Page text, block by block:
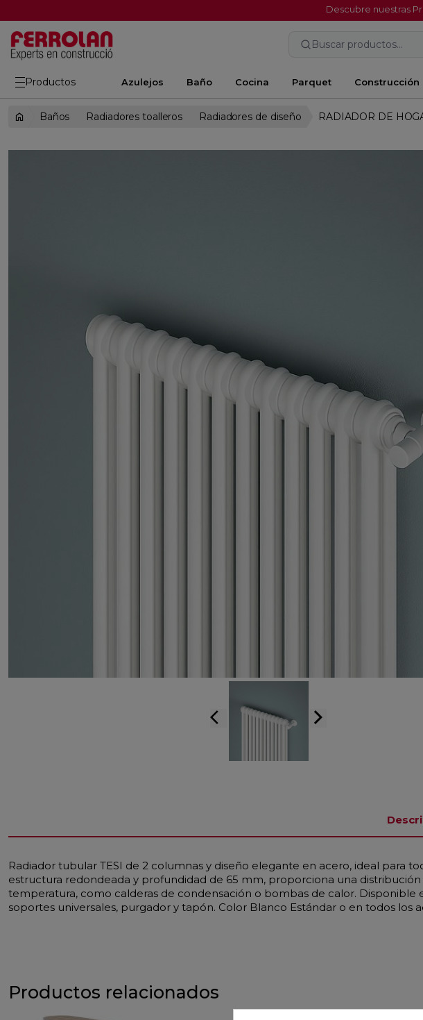
Descubre nuestras
Buscar productos...
Productos Azulejos Baño Cocina Parquet Construcción
Baños Radiadores toalleros Radiadores de diseño RADIADOR DE
arrow_back_ios arrow_forward_ios
Radiador tubular TESI de 2 columnas y diseño elegante en acero, ideal para
estructura redondeada y profundidad de 65 mm, proporciona una
temperatura, como calderas de condensación o bombas de calor. Disponible
soportes universales, purgador y tapón. Color Blanco Estándar o en todos los
Productos relacionados